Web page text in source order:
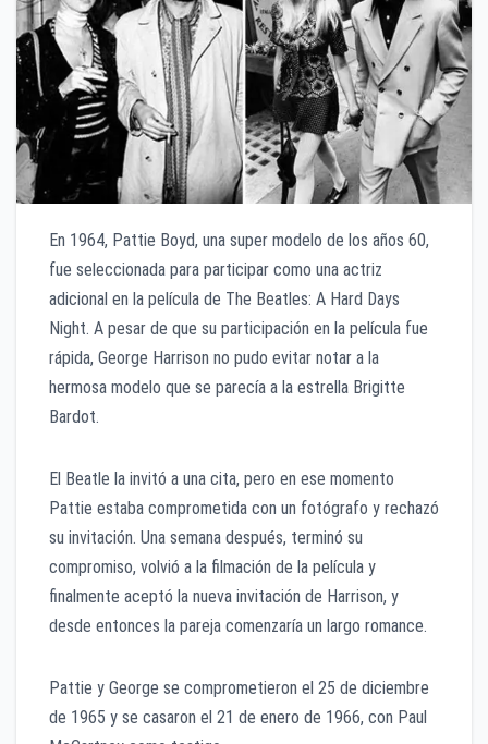
En 1964, Pattie Boyd, una super modelo de los años 60,
fue seleccionada para participar como una actriz
adicional en la película de The Beatles: A Hard Days
Night. A pesar de que su participación en la película fue
rápida, George Harrison no pudo evitar notar a la
hermosa modelo que se parecía a la estrella Brigitte
Bardot.
El Beatle la invitó a una cita, pero en ese momento
Pattie estaba comprometida con un fotógrafo y rechazó
su invitación. Una semana después, terminó su
compromiso, volvió a la filmación de la película y
finalmente aceptó la nueva invitación de Harrison, y
desde entonces la pareja comenzaría un largo romance.
Pattie y George se comprometieron el 25 de diciembre
de 1965 y se casaron el 21 de enero de 1966, con Paul